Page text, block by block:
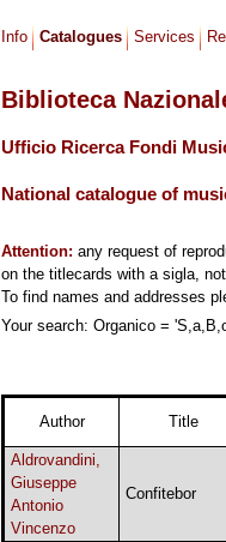
Info Catalogues Services
Biblioteca
Ufficio Ricerca Fondi
National catalogue of
Attention: any request of
on the titlecards with a sigla,
To find names and addresses
Your search: Organico =
Author Title
Aldrovandini,
Giuseppe
Antonio
Vincenzo
Confitebor